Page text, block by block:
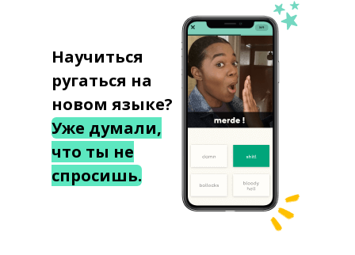
Научиться
ругаться на
новом языке?
Уже думали,
что ты не
спросишь.